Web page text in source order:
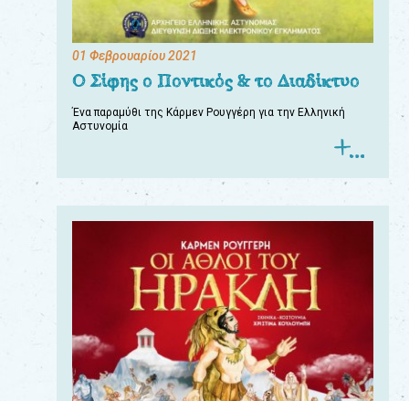
01 Φεβρουαρίου 2021
Ο Σίφης ο Ποντικός & το Διαδίκτυο
Ένα παραμύθι της Κάρμεν Ρουγγέρη για την Ελληνική
Αστυνομία